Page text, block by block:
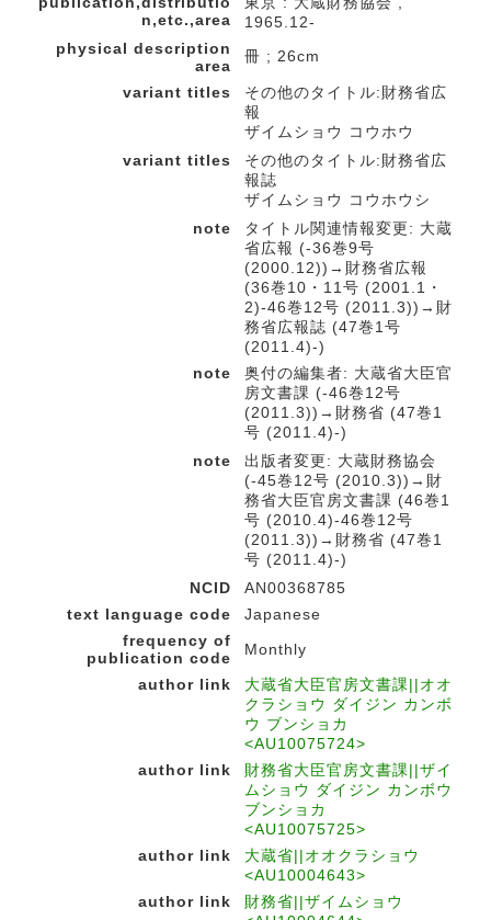
n,etc.,area
1965.12-
physical description
area
冊 ; 26cm
variant titles
その他のタイトル:財務省広
報
ザイムショウ コウホウ
variant titles
その他のタイトル:財務省広
報誌
ザイムショウ コウホウシ
note
タイトル関連情報変更: 大蔵
省広報 (-36巻9号
(2000.12))→財務省広報
(36巻10・11号 (2001.1・
2)-46巻12号 (2011.3))→財
務省広報誌 (47巻1号
(2011.4)-)
note
奥付の編集者: 大蔵省大臣官
房文書課 (-46巻12号
(2011.3))→財務省 (47巻1
号 (2011.4)-)
note
出版者変更: 大蔵財務協会
(-45巻12号 (2010.3))→財
務省大臣官房文書課 (46巻1
号 (2010.4)-46巻12号
(2011.3))→財務省 (47巻1
号 (2011.4)-)
NCID
AN00368785
text language code
Japanese
frequency of
publication code
Monthly
author link
大蔵省大臣官房文書課||オオ
クラショウ ダイジン カンボ
ウ ブンショカ
<AU10075724>
author link
財務省大臣官房文書課||ザイ
ムショウ ダイジン カンボウ
ブンショカ
<AU10075725>
author link
大蔵省||オオクラショウ
<AU10004643>
author link
財務省||ザイムショウ